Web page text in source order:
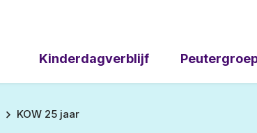
Kinderdagverblijf
KOW 25 jaar